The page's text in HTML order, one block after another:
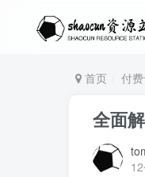
首页 付
全面